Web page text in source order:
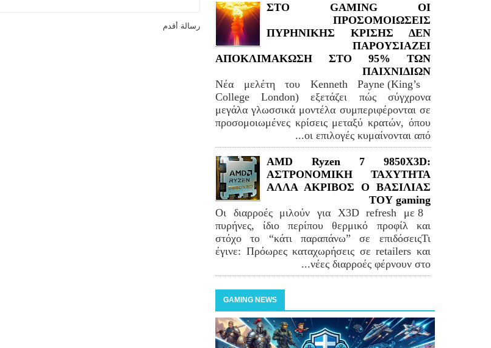
رسالة أقدم
ΣΤΟ GAMING ΟΙ
ΠΡΟΣΟΜΟΙΩΣΕΙΣ
ΠΥΡΗΝΙΚΗΣ ΚΡΙΣΗΣ ΔΕΝ
ΠΑΡΟΥΣΙΑΖΕΙ
ΑΠΟΚΛΙΜΑΚΩΣΗ ΣΤΟ 95% ΤΩΝ
ΠΑΙΧΝΙΔΙΩΝ
Νέα μελέτη του Kenneth Payne (King’s
College London) εξετάζει πώς σύγχρονα
μεγάλα γλωσσικά μοντέλα συμπεριφέρονται σε
προσομοιωμένες κρίσεις μεταξύ κρατών, όπου
οι επιλογές κυμαίνονται από...
AMD Ryzen 7 9850X3D:
ΑΣΤΡΟΝΟΜΙΚΗ ΤΑΧΥΤΗΤΑ
ΑΛΛΑ ΑΚΡΙΒΟΣ Ο ΒΑΣΙΛΙΑΣ
ΤΟΥ gaming
Οι διαρροές μιλούν για X3D refresh με 8
πυρήνες, ίδιο περίπου θερμικό προφίλ και
στόχο το “κάτι παραπάνω” σε επιδόσειςΤι
έγινε: Πρόωρες καταχωρήσεις σε retailers και
νέες διαρροές φέρνουν στο...
GAMING NEWS